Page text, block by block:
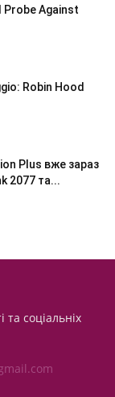
Probe Against
Robin Hood
Plus вже зараз
2077 та...
та соціальніх